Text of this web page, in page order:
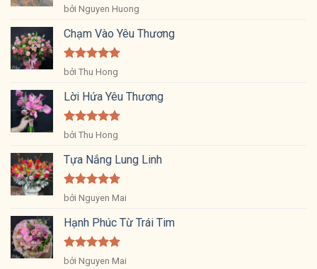
Được xếp
hạng 55
sao
bởi Nguyen Huong
Chạm Vào Yêu Thương
Được xếp
sao
bởi Thu Hong
Lời Hứa Yêu Thương
Được xếp
sao
bởi Thu Hong
Tựa Nắng Lung Linh
Được xếp
hạng 55
sao
bởi Nguyen Mai
Hạnh Phúc Từ Trái Tim
Được xếp
bởi Nguyen Mai